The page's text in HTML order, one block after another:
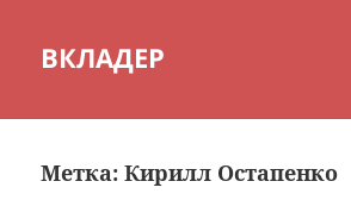
ВКЛАДЕР
Метка:Кирилл Остапенко